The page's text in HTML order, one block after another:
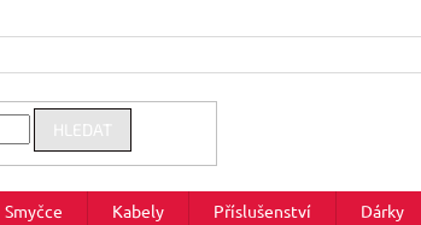
HLEDAT
Smyčce Kabely Příslušenství Dárky